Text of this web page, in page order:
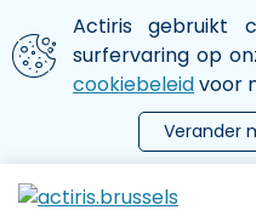
Aller au contenu principal
We gebruiken cookies
Actiris gebruikt
surfervaring op
cookiebeleidvoor
Verander
le menu